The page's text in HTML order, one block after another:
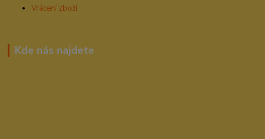
Vrácení zboží
Kde nás najdete